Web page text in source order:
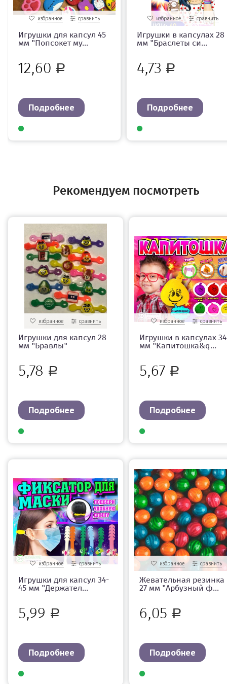
избранное сравнить
Игрушки для капсул 45
мм "Попсокет му...
12,60 Р
Подробнее
избранное сравнить
Игрушки в капсулах 28
мм "Браслеты си...
4,73 Р
Подробнее
Рекомендуем посмотреть
избранное сравнить
Игрушки для капсул 28
мм "Бравлы"
5,78 Р
Подробнее
избранное сравнить
Игрушки в капсулах 34
мм "Капитошка&q...
5,67 Р
Подробнее
избранное сравнить
Игрушки для капсул 34-
45 мм "Держател...
5,99 Р
Подробнее
избранное сравнить
Жевательная резинка
27 мм "Арбузный ф...
6,05 Р
Подробнее